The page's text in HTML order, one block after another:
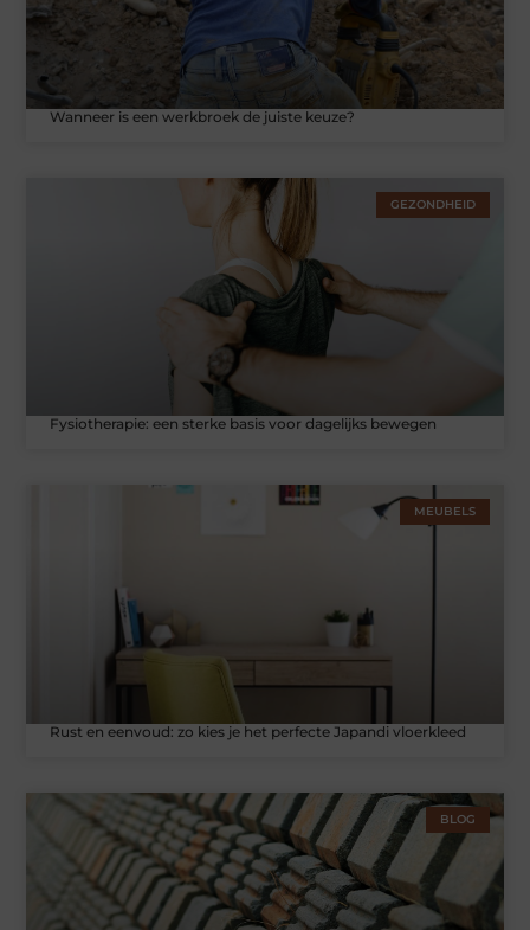
Wanneer is een werkbroek de juiste keuze?
GEZONDHEID
Fysiotherapie: een sterke basis voor dagelijks bewegen
MEUBELS
Rust en eenvoud: zo kies je het perfecte Japandi vloerkleed
BLOG